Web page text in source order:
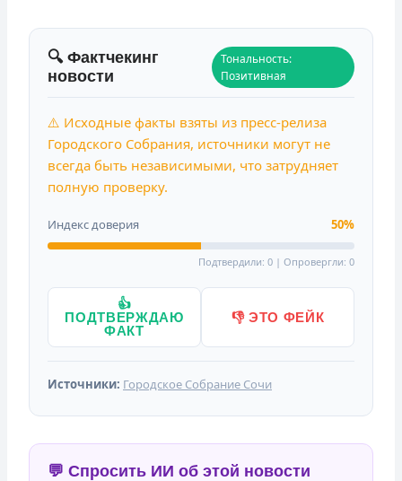
🔍 Фактчекинг
новости
Тональность:
Позитивная
⚠️ Исходные факты взяты из пресс-релиза
Городского Собрания, источники могут не
всегда быть независимыми, что затрудняет
полную проверку.
Индекс доверия 50%
Подтвердили: 0 | Опровергли: 0
👍
ПОДТВЕРЖДАЮ
ФАКТ
👎 ЭТО ФЕЙК
Источники: Городское Собрание Сочи
💬 Спросить ИИ об этой новости